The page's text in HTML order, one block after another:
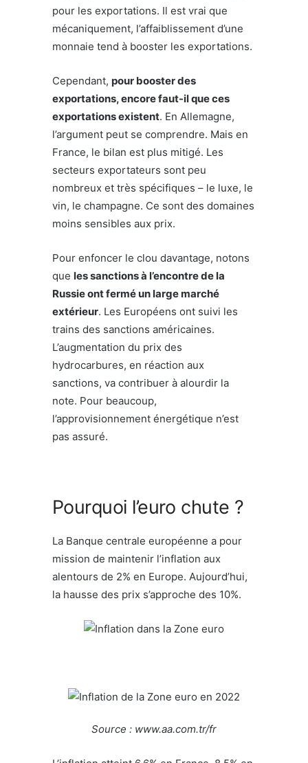
pour les exportations. Il est vrai que
mécaniquement, l’affaiblissement d’une
monnaie tend à booster les exportations.
Cependant, pour booster des
exportations, encore faut-il que ces
exportations existent. En Allemagne,
l’argument peut se comprendre. Mais en
France, le bilan est plus mitigé. Les
secteurs exportateurs sont peu
nombreux et très spécifiques – le luxe, le
vin, le champagne. Ce sont des domaines
moins sensibles aux prix.
Pour enfoncer le clou davantage, notons
que les sanctions à l’encontre de la
Russie ont fermé un large marché
extérieur. Les Européens ont suivi les
trains des sanctions américaines.
L’augmentation du prix des
hydrocarbures, en réaction aux
sanctions, va contribuer à alourdir la
note. Pour beaucoup,
l’approvisionnement énergétique n’est
pas assuré.
Pourquoi l’euro chute ?
La Banque centrale européenne a pour
mission de maintenir l’inflation aux
alentours de 2% en Europe. Aujourd’hui,
la hausse des prix s’approche des 10%.
Source : www.aa.com.tr/fr